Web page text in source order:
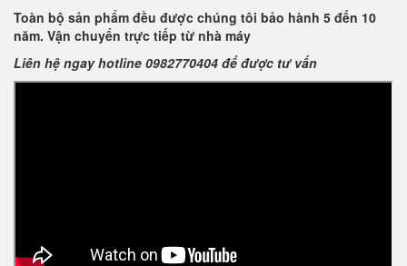
Toàn bộ sản phẩm đều được chúng tôi bảo hành 5 đến 10
năm. Vận chuyển trực tiếp từ nhà máy
Liên hệ ngay hotline 0982770404 để được tư vấn